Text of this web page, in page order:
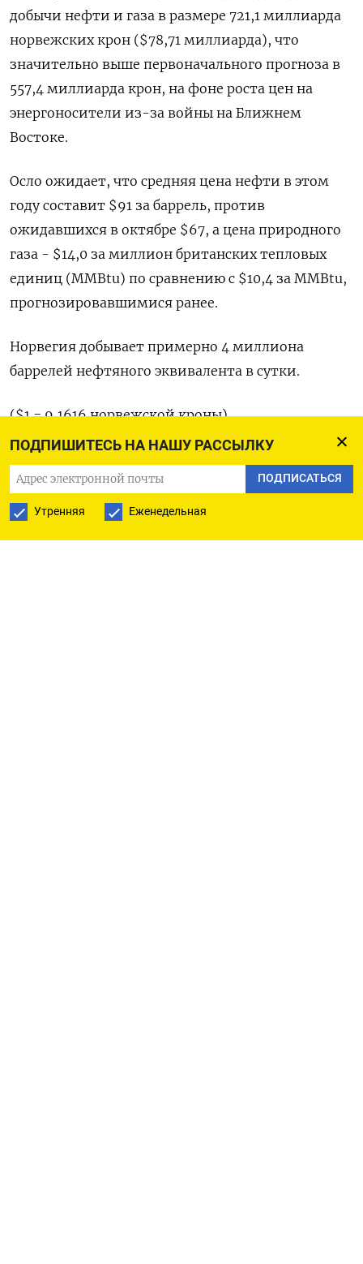
ПОДПИШИТЕСЬ НА НАШУ РАССЫЛКУ
ПОДПИСАТЬСЯ
Утренняя Еженедельная
добычи нефти и газа в размере 721,1 ​миллиарда ​
норвежских ​крон ($78,71 миллиарда), что
значительно ⁠выше ‌первоначального прогноза в
‌557,4 миллиарда крон, на фоне роста ​цен на
‌энергоносители из-за войны на ​Ближнем
Востоке.
Осло ожидает, что средняя ‌цена нефти в этом
году составит $91 за ​баррель, ​против
‌ожидавшихся в октябре $67, а ​цена природного
газа - $14,0 за миллион британских тепловых
единиц (MMBtu) по сравнению с $10,4 за MMBtu,
прогнозировавшимися ранее.
Норвегия добывает примерно 4 ​миллиона
⁠баррелей нефтяного эквивалента в сутки.
($1 = 9,1616 ‌норвежской кроны)
Оригинал сообщения ‌на английском языке
доступен по ​коду: (Терье Солсвик, перевел
‌Томаш Каник)